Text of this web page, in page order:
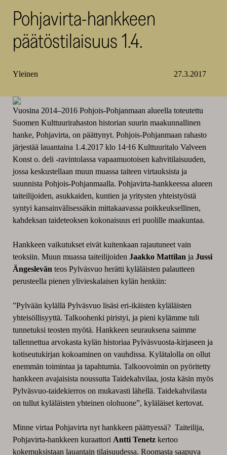
SKR
Pohjavirta-hankkeen
päätöstilaisuus 1.4.
Yleinen 27.3.2017
Vuosina 2014–2016 Pohjois-Pohjanmaan alueella toteutettu
Suomen Kulttuurirahaston historian suurin maakunnallinen
hanke, Pohjavirta, on päättynyt. Pohjois-Pohjanmaan rahasto
järjestää lauantaina 1.4.2017 klo 14 ̶16 Kulttuuritalo Valveen
Konst o. deli -ravintolassa vapaamuotoisen kahvitilaisuuden,
jossa keskustellaan muun muassa taiteen virtauksista ja
suunnista Pohjois-Pohjanmaalla. Pohjavirta-hankkeessa alueen
taiteilijoiden, asukkaiden, kuntien ja yritysten yhteistyöstä
syntyi kansainvälisessäkin mittakaavassa poikkeuksellinen,
kahdeksan taideteoksen kokonaisuus eri puolille maakuntaa.
Hankkeen vaikutukset eivät kuitenkaan rajautuneet vain
teoksiin. Muun muassa taiteilijoiden Jaakko Mattilan ja Jussi
Ängeslevän teos Pylväsvuo herätti kyläläisten palautteen
perusteella pienen ylivieskalaisen kylän henkiin:
”Pylvään kylällä Pylväsvuo lisäsi eri-ikäisten kyläläisten
yhteisöllisyyttä. Talkoohenki piristyi, ja pieni kylämme tuli
tunnetuksi teosten myötä. Hankkeen seurauksena saimme
tallennettua arvokasta kylän historiaa Pylväsvuosta-kirjaseen ja
kotiseutukirjan kokoaminen on vauhdissa. Kylätalolla on ollut
enemmän toimintaa ja tapahtumia. Talkoovoimin on pyöritetty
hankkeen avajaisista noussutta Taidekahvilaa, josta käsin myös
Pylväsvuo-taidekierros on mukavasti lähellä. Taidekahvilasta
on tullut kyläläisten yhteinen olohuone”, kyläläiset kertovat.
Minne virtaa Pohjavirta nyt hankkeen päättyessä? Taiteilija,
Pohjavirta-hankkeen kuraattori Antti Tenetzkertoo
kokemuksistaan lauantain tilaisuudessa. Roomasta saapuva